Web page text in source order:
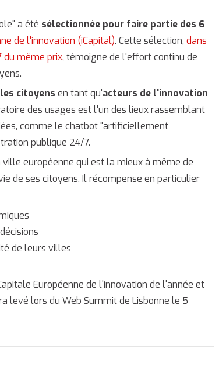
a été sélectionnée pour faire partie des 6
de l'innovation (iCapital). Cette sélection,dans
du même prix, témoigne de l'effort continu de
citoyens en tant qu'acteurs de l'innovation
des usages est l'un des lieux rassemblant
comme le chatbot "artificiellement
publique 24/7.
européenne qui est la mieux à même de
de ses citoyens. Il récompense en particulier
de leurs villes
Européenne de l'innovation de l'année et
levé lors du Web Summit de Lisbonne le 5